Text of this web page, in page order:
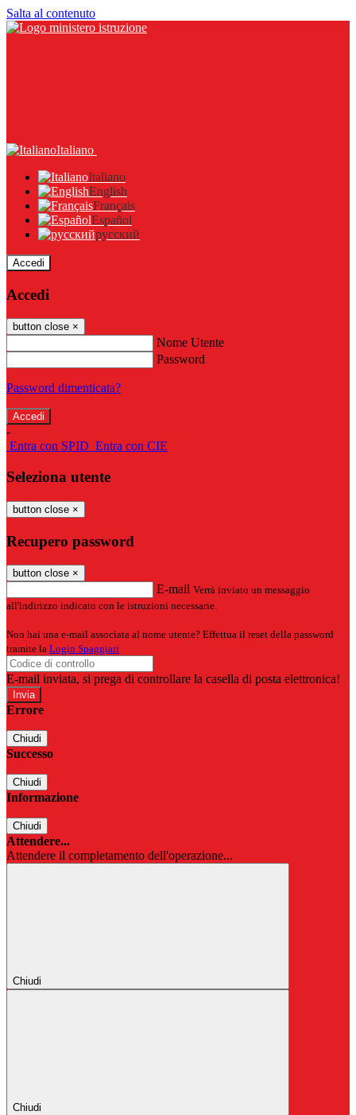
Salta al contenuto
Italiano
Italiano
English
Français
Español
русский
Accedi
Accedi
button close ×
Nome Utente
Password
Password dimenticata?
-
Entra con SPID Entra con CIE
Seleziona utente
button close ×
Recupero password
button close ×
E-mail Verrà inviato un messaggio
all'indirizzo indicato con le istruzioni necessarie.
Non hai una e-mail associata al nome utente? Effettua il reset della password
tramite la Login Spaggiari
E-mail inviata, si prega di controllare la casella di posta elettronica!
Errore
Chiudi
Successo
Chiudi
Informazione
Chiudi
Attendere...
Attendere il completamento dell'operazione...
Chiudi
Chiudi